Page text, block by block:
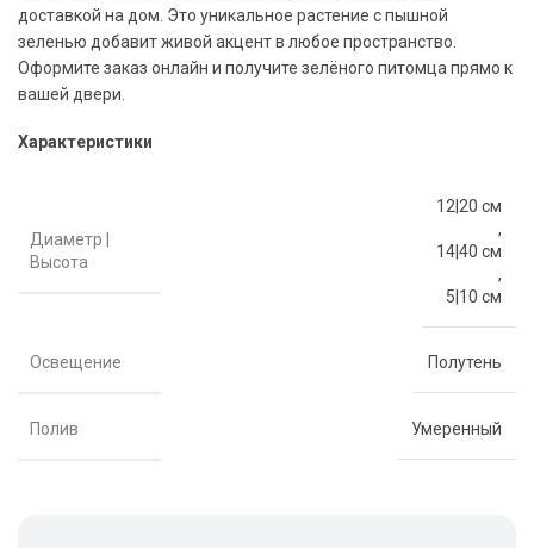
доставкой на дом. Это уникальное растение с пышной
зеленью добавит живой акцент в любое пространство.
Оформите заказ онлайн и получите зелёного питомца прямо к
вашей двери.
Характеристики
Диаметр |
Высота
12|20 см
,
14|40 см
,
5|10 см
Освещение Полутень
Полив Умеренный